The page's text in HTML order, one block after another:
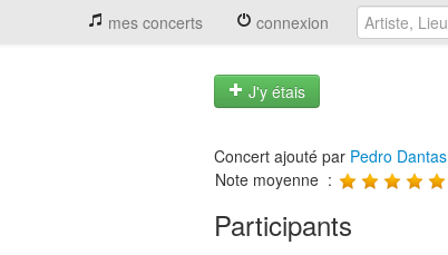
mes concerts connexion
J'y étais
Concert ajouté par Pedro Dantas
Note moyenne :
Participants